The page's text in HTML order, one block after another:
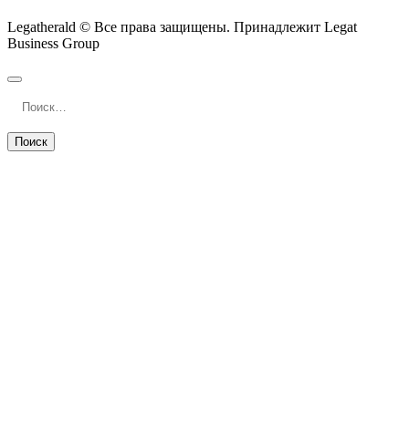
Legatherald © Все права защищены. Принадлежит Legat
Business Group